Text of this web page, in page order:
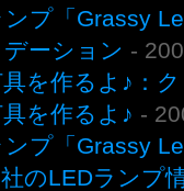
プ「Grassy
ーション -
を作るよ♪：
を作るよ♪ -
プ「Grassy
のLEDランプ